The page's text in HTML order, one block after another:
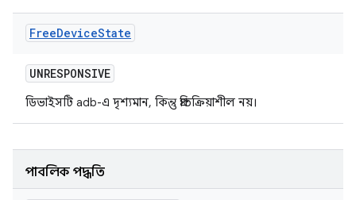
FreeDeviceState
UNRESPONSIVE
ডিভাইসটি adb-এ দৃশ্যমান, কিন্তু প্রতিক্রিয়াশীল নয়।
পাবলিক পদ্ধতি